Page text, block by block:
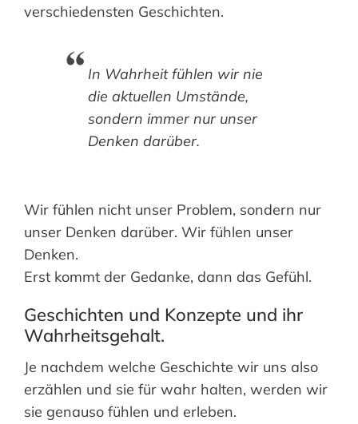
verschiedensten Geschichten.
In Wahrheit fühlen wir nie
die aktuellen Umstände,
sondern immer nur unser
Denken darüber.
Wir fühlen nicht unser Problem, sondern nur
unser Denken darüber. Wir fühlen unser
Denken.
Erst kommt der Gedanke, dann das Gefühl.
Geschichten und Konzepte und ihr
Wahrheitsgehalt.
Je nachdem welche Geschichte wir uns also
erzählen und sie für wahr halten, werden wir
sie genauso fühlen und erleben.